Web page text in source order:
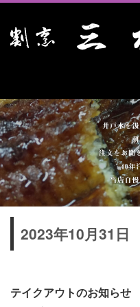
2023年10月31日
テイクアウトのお知らせ